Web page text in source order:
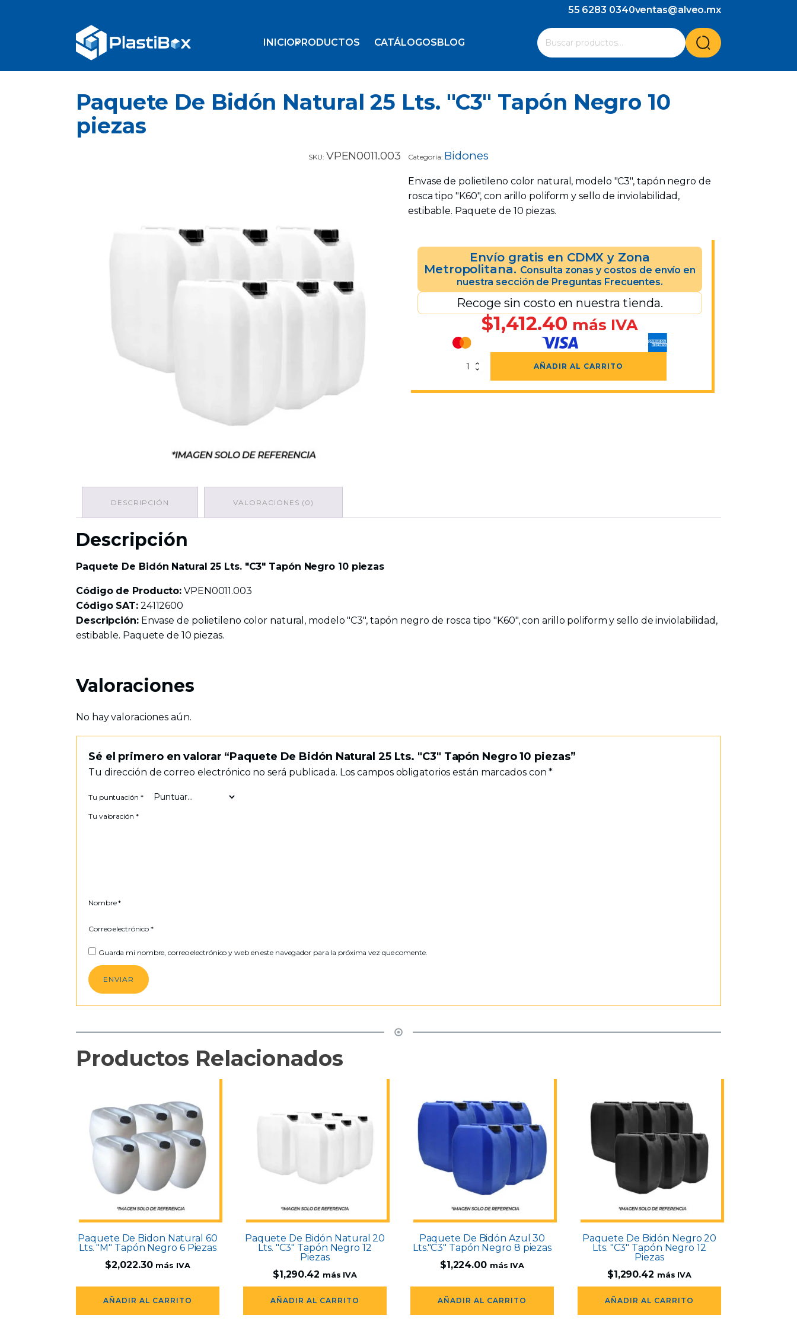
55 6283 0340ventas@alveo.mx
INICIOPRODUCTOS CATÁLOGOSBLOG
Buscar
por:
Cuando hay resultados autocompletados, puedes
Paquete De Bidón Natural 25 Lts. "C3" Tapón Negro 10
piezas
SKU: VPEN0011.003 Categoría: Bidones
Envase de polietileno color natural, modelo "C3", tapón negro de
rosca tipo "K60", con arillo poliform y sello de inviolabilidad,
estibable. Paquete de 10 piezas.
Envío gratis en CDMX y Zona
Metropolitana. Consulta zonas y costos de envío en
nuestra sección de Preguntas Frecuentes.
Recoge sin costo en nuestra tienda.
$1,412.40 más IVA
Paquete
AÑADIR AL CARRITO
DESCRIPCIÓN VALORACIONES (0)
Descripción
Paquete De Bidón Natural 25 Lts. "C3" Tapón Negro 10 piezas
Código de Producto: VPEN0011.003
Código SAT:24112600
Descripción:Envase de polietileno color natural, modelo "C3", tapón negro de rosca tipo "K60", con arillo poliform y sello de inviolabilidad,
estibable. Paquete de 10 piezas.
Valoraciones
No hay valoraciones aún.
Sé el primero en valorar “Paquete De Bidón Natural 25 Lts. "C3" Tapón Negro 10 piezas”
Tu dirección de correo electrónico no será publicada. Los campos obligatorios están marcados con*
Tu puntuación *
Tu valoración *
Nombre*
Correo electrónico*
Guarda mi nombre, correo electrónico y web en este navegador para la próxima vez que comente.
Productos Relacionados
Paquete De Bidon Natural 60
Lts. "M" Tapón Negro 6 Piezas
$2,022.30 más IVA
AÑADIR AL CARRITO
Paquete De Bidón Natural 20
Lts. "C3" Tapón Negro 12
Piezas
$1,290.42 más IVA
AÑADIR AL CARRITO
Paquete De Bidón Azul 30
Lts."C3" Tapón Negro 8 piezas
$1,224.00 más IVA
AÑADIR AL CARRITO
Paquete De Bidón Negro 20
Lts. "C3" Tapón Negro 12
Piezas
$1,290.42 más IVA
AÑADIR AL CARRITO